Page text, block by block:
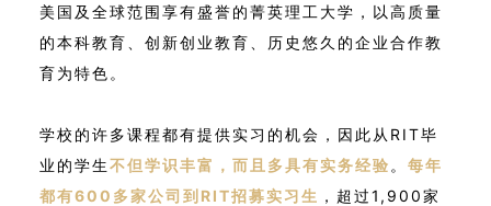
美国及全球范围享有盛誉的菁英理工大学，以高质量
的本科教育、创新创业教育、历史悠久的企业合作教
育为特色。
学校的许多课程都有提供实习的机会，因此从RIT毕
业的学生不但学识丰富，而且多具有实务经验 。 每年
都有600多家公司到RIT招募实习生 ，超过1,900家